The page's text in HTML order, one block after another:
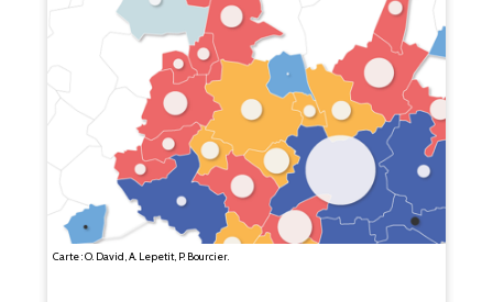
Carte : O. David, A. Lepetit, P. Bourcier.